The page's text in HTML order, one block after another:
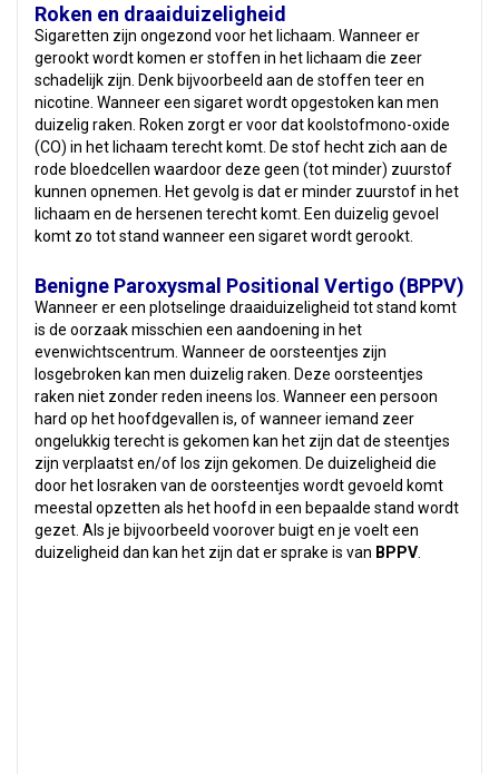
Roken en draaiduizeligheid
Sigaretten zijn ongezond voor het lichaam. Wanneer er
gerookt wordt komen er stoffen in het lichaam die zeer
schadelijk zijn. Denk bijvoorbeeld aan de stoffen teer en
nicotine. Wanneer een sigaret wordt opgestoken kan men
duizelig raken. Roken zorgt er voor dat koolstofmono-oxide
(CO) in het lichaam terecht komt. De stof hecht zich aan de
rode bloedcellen waardoor deze geen (tot minder) zuurstof
kunnen opnemen. Het gevolg is dat er minder zuurstof in het
lichaam en de hersenen terecht komt. Een duizelig gevoel
komt zo tot stand wanneer een sigaret wordt gerookt.
Benigne Paroxysmal Positional Vertigo (BPPV)
Wanneer er een plotselinge draaiduizeligheid tot stand komt
is de oorzaak misschien een aandoening in het
evenwichtscentrum. Wanneer de oorsteentjes zijn
losgebroken kan men duizelig raken. Deze oorsteentjes
raken niet zonder reden ineens los. Wanneer een persoon
hard op het hoofdgevallen is, of wanneer iemand zeer
ongelukkig terecht is gekomen kan het zijn dat de steentjes
zijn verplaatst en/of los zijn gekomen. De duizeligheid die
door het losraken van de oorsteentjes wordt gevoeld komt
meestal opzetten als het hoofd in een bepaalde stand wordt
gezet. Als je bijvoorbeeld voorover buigt en je voelt een
duizeligheid dan kan het zijn dat er sprake is van BPPV